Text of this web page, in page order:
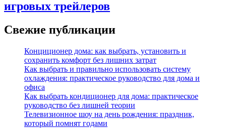
игровых трейлеров
Свежие публикации
Конциционер дома: как выбрать, установить и
сохранить комфорт без лишних затрат
Как выбрать и правильно использовать систему
охлаждения: практическое руководство для дома и
офиса
Как выбрать кондиционер для дома: практическое
руководство без лишней теории
Телевизионное шоу на день рождения: праздник,
который помнят годами